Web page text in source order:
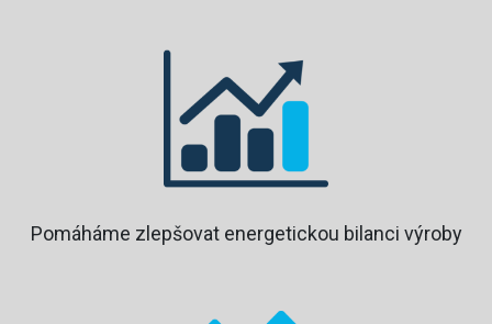
Pomáháme zlepšovat energetickou bilanci výroby